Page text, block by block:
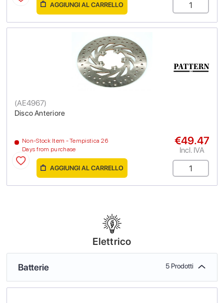
AGGIUNGI AL CARRELLO
Disco Anteriore
(AE4967)
Non-Stock Item - Tempistica 26
Days from purchase
€49.47
Incl. IVA
AGGIUNGI AL CARRELLO
Elettrico
Batterie 5 Prodotti